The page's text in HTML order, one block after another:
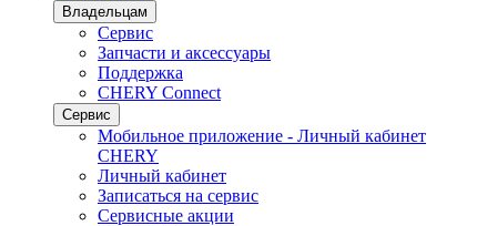
Владельцам
Сервис
Запчасти и аксессуары
Поддержка
CHERY Connect
Сервис
Мобильное приложение - Личный кабинет
CHERY
Личный кабинет
Записаться на сервис
Сервисные акции